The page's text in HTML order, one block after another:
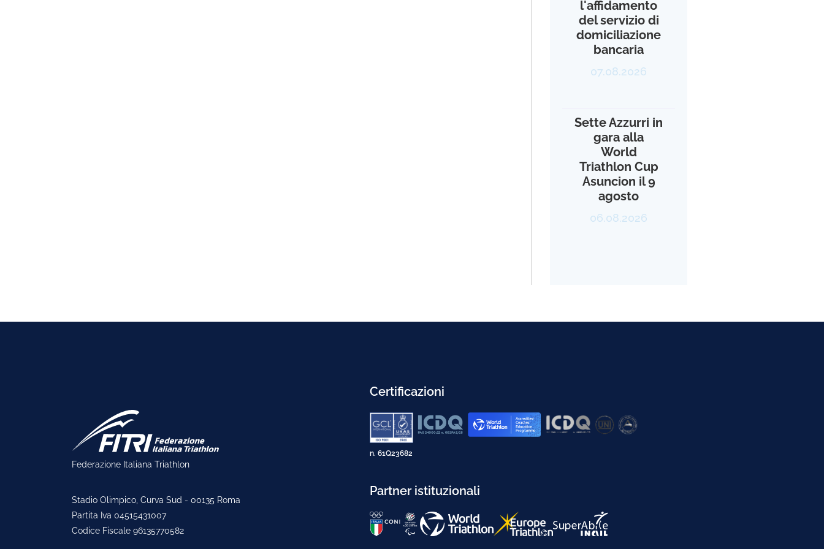
l'affidamento
del servizio di
domiciliazione
bancaria
07.08.2026
Sette Azzurri in
gara alla
World
Triathlon Cup
Asuncion il 9
agosto
06.08.2026
Federazione Italiana Triathlon
Stadio Olimpico, Curva Sud - 00135 Roma
Partita Iva 04515431007
Codice Fiscale 96135770582
Certificazioni
n. 61Q23682
Partner istituzionali